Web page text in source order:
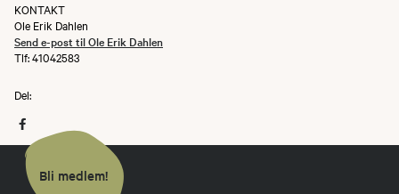
KONTAKT
Ole Erik Dahlen
Send e-post til Ole Erik Dahlen
Tlf: 41042583
Del:
Bli medlem!